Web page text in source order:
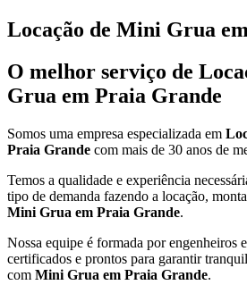
Locação de Mini Grua
O melhor serviço de
Grua em Praia Grande
Somos uma empresa especializada em
Praia Grande com mais de 30 anos de
Temos a qualidade e experiência
tipo de demanda fazendo a locação,
Mini Grua em Praia Grande.
Nossa equipe é formada por engenheiros
certificados e prontos para garantir
com Mini Grua em Praia Grande.